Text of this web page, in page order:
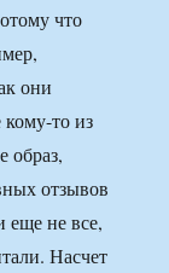
что
они
то из
образ,
отзывов
еще не все,
Насчет